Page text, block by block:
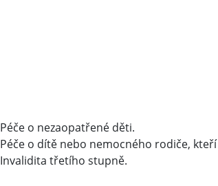
Péče o nezaopatřené děti.
Péče o dítě nebo nemocného rodiče,
Invalidita třetího stupně.